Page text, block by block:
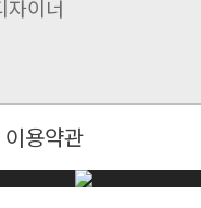
자이너
이용약관